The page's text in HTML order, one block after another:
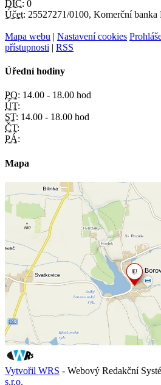
DIČ: 0
Účet: 25527271/0100, Komerční banka
Mapa webu | Nastavení cookies
přístupnosti | RSS
Úřední hodiny
PO: 14.00 - 18.00 hod
ÚT:
ST: 14.00 - 18.00 hod
ČT:
PÁ:
Mapa
Vytvořil WRS - Webový Redakční
s.r.o.